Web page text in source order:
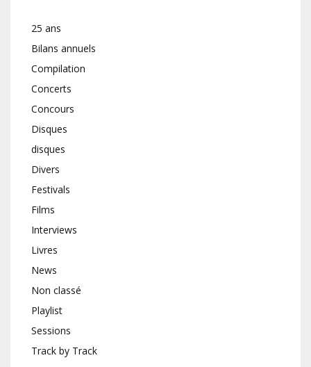
25 ans
Bilans annuels
Compilation
Concerts
Concours
Disques
disques
Divers
Festivals
Films
Interviews
Livres
News
Non classé
Playlist
Sessions
Track by Track